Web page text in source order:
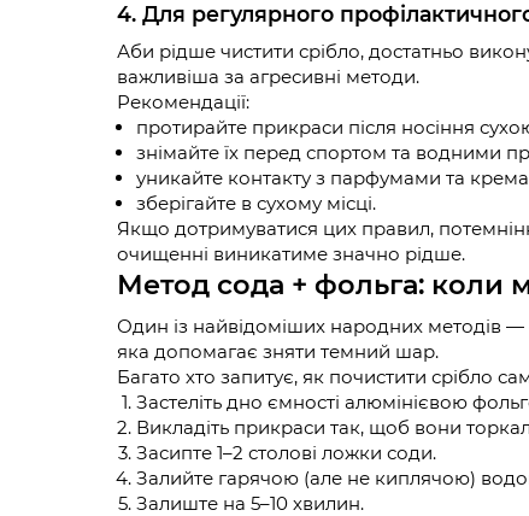
4. Для регулярного
Аби рідше чистити срібло, достатньо
важливіша за агресивні методи.
Рекомендації:
протирайте прикраси після носіння
знімайте їх перед спортом та водними
уникайте контакту з парфумами та
зберігайте в сухому місці.
Якщо дотримуватися цих правил,
очищенні виникатиме значно рідше.
Метод сода + фольга: коли
Один із найвідоміших народних методів —
яка допомагає зняти темний шар.
Багато хто запитує, як почистити срібло
Застеліть дно ємності алюмінієвою
Викладіть прикраси так, щоб вони
Засипте 1–2 столові ложки соди.
Залийте гарячою (але не киплячою)
Залиште на 5–10 хвилин.